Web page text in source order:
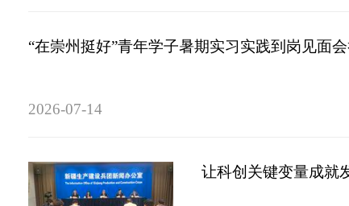
“在崇州挺好”青年学子暑期实习实践到岗见面
2026-07-14
让科创关键变量成就